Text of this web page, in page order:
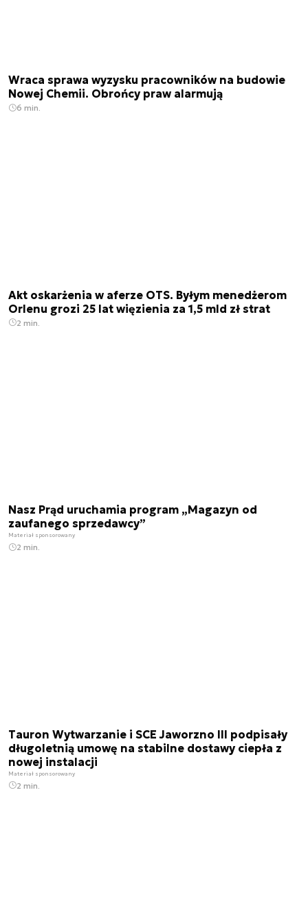
Wraca sprawa wyzysku pracowników na budowie
Nowej Chemii. Obrońcy praw alarmują
6 min.
Akt oskarżenia w aferze OTS. Byłym menedżerom
Orlenu grozi 25 lat więzienia za 1,5 mld zł strat
2 min.
Nasz Prąd uruchamia program „Magazyn od
zaufanego sprzedawcy”
Materiał sponsorowany
2 min.
Tauron Wytwarzanie i SCE Jaworzno III podpisały
długoletnią umowę na stabilne dostawy ciepła z
nowej instalacji
Materiał sponsorowany
2 min.